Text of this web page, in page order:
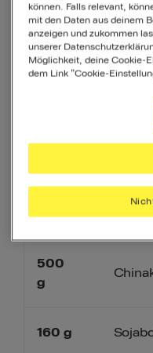
Zutaten
150g
g
500
g
160 g
rote
Lauch
können. Falls relevant,
mit den Daten aus deinem
anzeigen und zukommen
unserer
Möglichkeit, deine Cookie-
dem Link "Cookie-